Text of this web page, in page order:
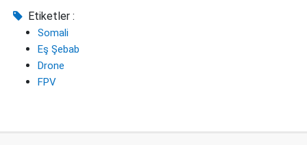
Etiketler :
Somali
Eş Şebab
Drone
FPV